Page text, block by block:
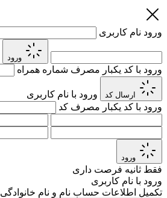
ورود نام کاربری
ورود
ورود با کد یکبار مصرف شماره همراه
ارسال کد
ورود با نام کاربری
ورود با کد یکبار مصرف کد
ورود
فقط ثانیه فرصت داری
ورود با نام کاربری
تکمیل اطلاعات حساب نام و نام خانوادگی